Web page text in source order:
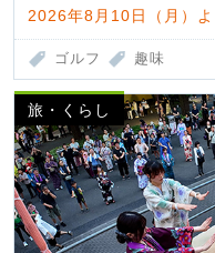
2026年8月10日（月）
ゴルフ 趣味
旅・くらし